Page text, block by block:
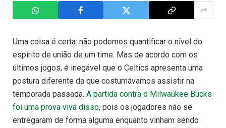
Uma coisa é certa: não podemos quantificar o nível do
espírito de união de um time. Mas de acordo com os
últimos jogos, é inegável que o Celtics apresenta uma
postura diferente da que costumávamos assistir na
temporada passada. A partida contra o Milwaukee Bucks
foi uma prova viva disso, pois os jogadores não se
entregaram de forma alguma enquanto vinham sendo